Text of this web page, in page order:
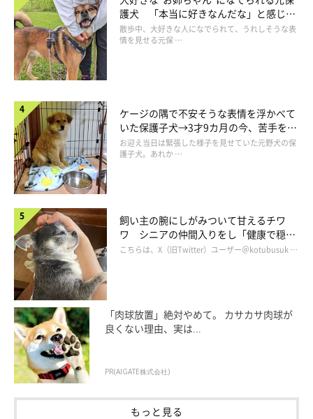
護犬 「本当に好きなんだな」と感じる
表情にほっこり
散歩中、大好きな人になでられて、うれしそうな表
情を見せる元保 …
ケージの隅で不安そうな表情を浮かべて
いた保護子犬→3才9カ月の今、苦手を克
服し頼もしいコに成長！
お迎え当日は緊張した様子を見せていた元野犬の保
護子犬。あれか …
飼い主の腕にしがみついて甘えるチワ
ワ シニアの仲間入りをし「健康で穏や
かな暮らしが続いてほしい」と願う
こちらは、X（旧Twitter）ユーザー＠kotubusuk …
「肉球放置」絶対やめて。 カサカサ肉球が
良くない理由、実は...
PR(AIGATE株式会社)
もっと見る